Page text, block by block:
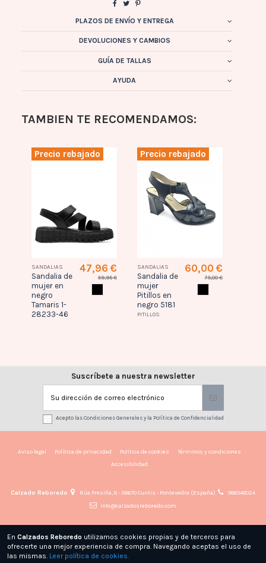
PLAZOS DE ENVÍO Y ENTREGA
DEVOLUCIONES Y CAMBIOS
GUÍA DE TALLAS
AYUDA
TAMBIEN TE RECOMENDAMOS:
Precio rebajado
SANDALIAS
Sandalia de
mujer en
negro
Tamaris 1-
28233-46
47,96 €
59,95 €
Precio rebajado
SANDALIAS
Sandalia de
mujer
Pitillos en
negro 5181
PITILLOS
60,00 €
75,00 €
Suscríbete a nuestra newsletter
Acepto lasCondiciones Generalesy la Política de Confidencialidad
Aviso legal Política de privacidad Política de cookies
Términos y condiciones
Accesibilidad
Calzado Reboredo Rúa Presiña, 8 - 36670 Cuntis - Pontevedra (España)
986548024
info@calzadosreboredo.com
En Calzados Reboredo utilizamos cookies propias y de terceros para
ofrecerte una mejor experiencia de compra. Navegando aceptas el uso de
las mismas. Leer política de cookies.